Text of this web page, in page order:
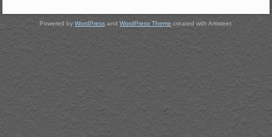
Powered by WordPress and WordPress Theme created with Artisteer.